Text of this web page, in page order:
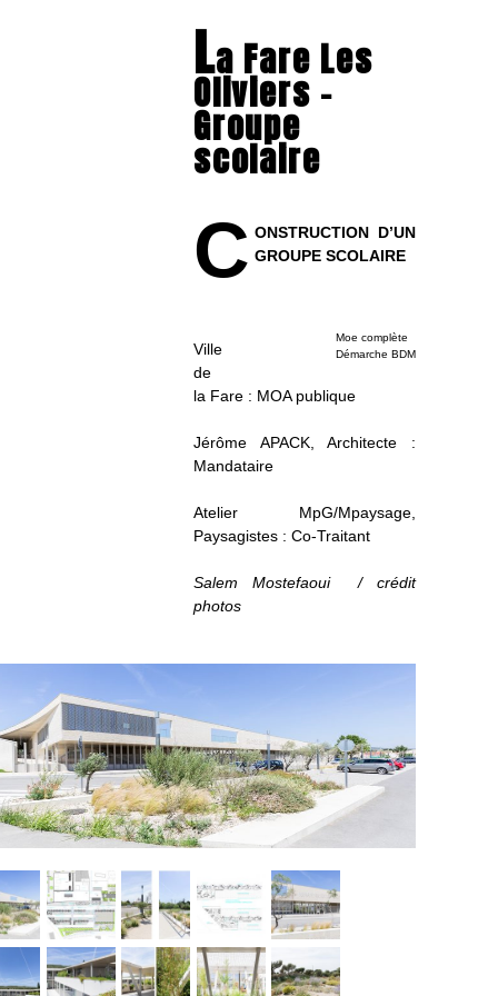
La Fare Les
Oliviers –
Groupe
scolaire
C ONSTRUCTION D’UN
GROUPE SCOLAIRE
Moe complète
Démarche BDM
Ville
de
la Fare : MOA publique
Jérôme APACK, Architecte :
Mandataire
Atelier MpG/Mpaysage,
Paysagistes : Co-Traitant
Salem Mostefaoui / crédit
photos